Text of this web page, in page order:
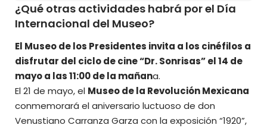
¿Qué otras actividades habrá por el Día
Internacional del Museo?
El Museo de los Presidentes invita a los cinéfilos a
disfrutar del ciclo de cine “Dr. Sonrisas” el 14 de
mayo a las 11:00 de la mañana.
El 21 de mayo, el Museo de la Revolución Mexicana
conmemorará el aniversario luctuoso de don
Venustiano Carranza Garza con la exposición “1920”,